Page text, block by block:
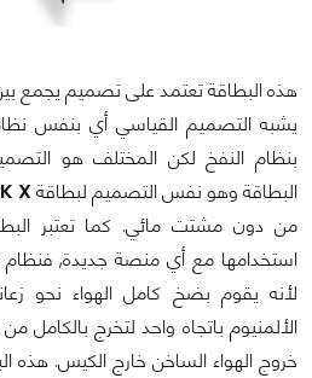
هذه البطاقة تعتمد على تصميم يجمع
يشبه التصميم القياسي أي بنفس
بنظام النفخ لكن المختلف هو
البطاقة وهو نفس التصميم لبطاقةX
من دون مشتت مائي. كما تعتبر
استخدامها مع أي منصة جديدة, فنظام
لأنه يقوم بضخ كامل الهواء نحو
الألمنيوم باتجاه واحد لتخرج بالكامل
خروج الهواء الساخن خارج الكيس. هذه